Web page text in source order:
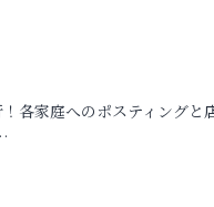
各家庭へのポスティングと